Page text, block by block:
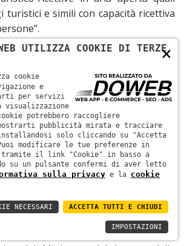
turistici e simili con capacità ricettiva
tecnica sostituisce integralmente la
adempimenti per le attività in
previsti dal decreto del Ministro
febbraio 2014 ovvero che abbiano
di adeguamento alle disposizioni
– aggiornamenti per gli addetti
della segnaletica stradale in
×
UTILIZZA COOKIE DI TERZE
cookie
e
per servizi
visualizzazione
potrebbero raccogliere
pubblicità mirata e tracciare
solo cliccando su "Accetta
modificare le tue preferenze in
tramite il link "Cookie" in basso a
su un pulsante confermi di aver letto
sulla privacy e la cookie
ACCETTA TUTTI E CHIUDI
NECESSARI
IMPOSTAZIONI